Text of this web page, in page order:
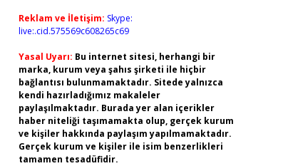
Reklam ve İletişim: Skype:
live:.cid.575569c608265c69
Yasal Uyarı: Bu internet sitesi, herhangi bir
marka, kurum veya şahıs şirketi ile hiçbir
bağlantısı bulunmamaktadır. Sitede yalnızca
kendi hazırladığımız makaleler
paylaşılmaktadır. Burada yer alan içerikler
haber niteliği taşımamakta olup, gerçek kurum
ve kişiler hakkında paylaşım yapılmamaktadır.
Gerçek kurum ve kişiler ile isim benzerlikleri
tamamen tesadüfidir.